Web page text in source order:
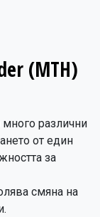
(MTH)
различни
от един
за
смяна на